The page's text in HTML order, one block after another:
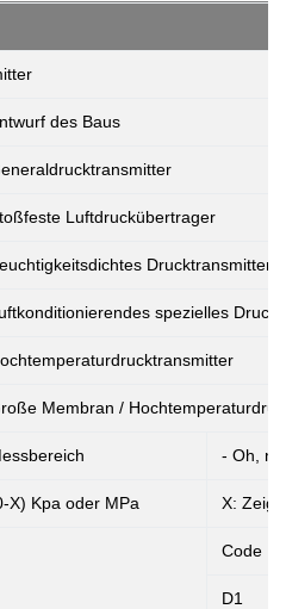
des Baus
Luftdruckübertrager
Drucktransmitter
spezielles
Membran /
- Oh,
X) Kpa oder MPa X: Zeigt
Code
D1